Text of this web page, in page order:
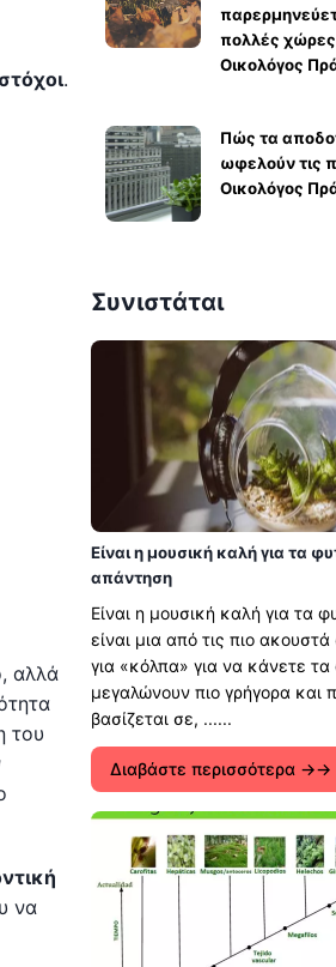
.
αλλά
του
να
πολλές
Οικολόγος
Πώς τα
ωφελούν τις
Οικολόγος
Συνιστάται
Είναι η μουσική καλή για τα
απάντηση
Είναι η μουσική καλή για τα
είναι μια από τις πιο
για «κόλπα» για να κάνετε
μεγαλώνουν πιο γρήγορα και
βασίζεται σε, ......
Διαβάστε περισσότερα →